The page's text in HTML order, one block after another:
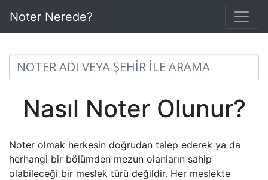
Noter Nerede?
Nasıl Noter Olunur?
Noter olmak herkesin doğrudan talep ederek ya da
herhangi bir bölümden mezun olanların sahip
olabileceği bir meslek türü değildir. Her meslekte